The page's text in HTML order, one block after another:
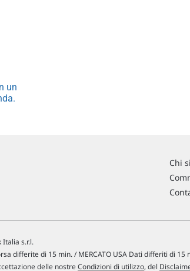
un
Chi
s.r.l.
differite di 15 min. / MERCATO USA Dati differiti di
delle nostreCondizioni di utilizzo, del